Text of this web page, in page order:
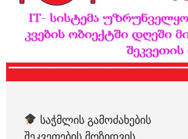
ᲡᲐᲭᲛᲚᲘᲡ ᲒᲐᲛᲝᲫᲐᲮᲔᲑᲘᲡ
ᲨᲔᲙᲕᲔᲗᲔᲑᲘᲡ ᲛᲝᲖᲘᲓᲕᲘᲡ